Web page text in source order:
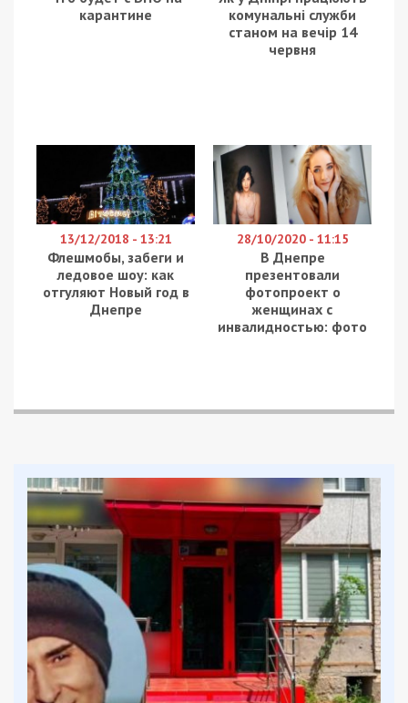
Спасатели считают, что пожар случился либо из-
за замыкания проводки, либо из-за чьей-то
халатности. По словам жителей, раньше в
Пожарные разбили окна в подъезде, чтобы дым
не распространялся по квартирам. Пятерых
людей, из них одного ребенка, спасатели вывели
подальше от места распространения пожара.
Остальные жильцы предпочли остаться в
квартирах.
Пожар ликвидировали за полтора часа,
несмотря на быструю локализацию (сообщение
на “101” поступило в 3:38, а уже в 4:13 пожар
находится ли где-то провод под напряжением,
коммуникации.